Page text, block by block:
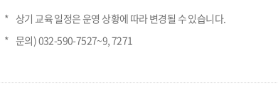
* 상기 교육 일정은 운영 상황에 따라 변경될 수 있습니다.
* 문의) 032-590-7527~9, 7271